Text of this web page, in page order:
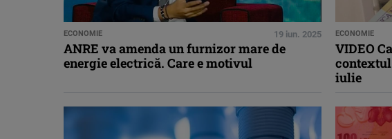
ECONOMIE 19 iun. 2025
ANRE va amenda un furnizor mare de
energie electrică. Care e motivul
ECONOMIE
VIDEO
iulie